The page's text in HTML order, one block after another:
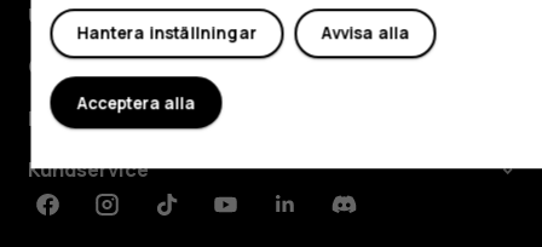
Utforska
Om
Planet and people
Kundservice
FacebookInstagramTiktokYoutubeLinkedinDiscord
Avvisa alla
Hantera inställningar
Acceptera alla